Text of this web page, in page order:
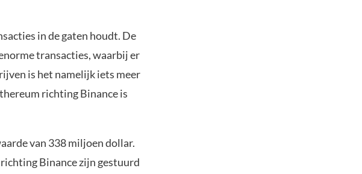
in de gaten houdt. De
transacties, waarbij er
is het namelijk iets meer
richting Binance is
van 338 miljoen dollar.
Binance zijn gestuurd